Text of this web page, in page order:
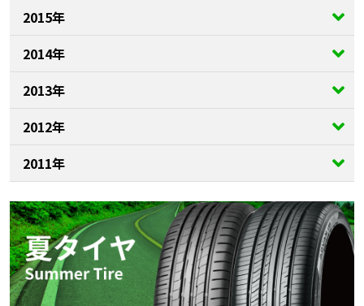
2015年
2014年
2013年
2012年
2011年